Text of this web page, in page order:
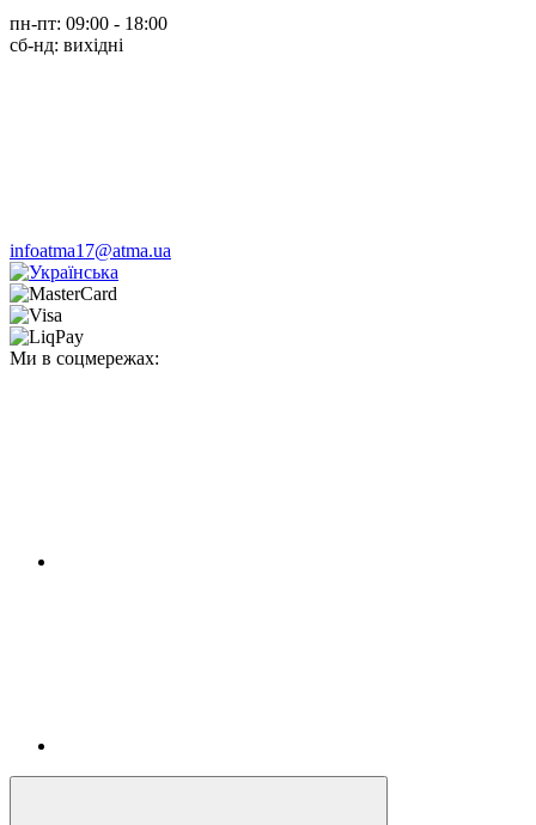
пн-пт: 09:00 - 18:00
cб-нд: вихідні
infoatma17@atma.ua
Ми в соцмережах: